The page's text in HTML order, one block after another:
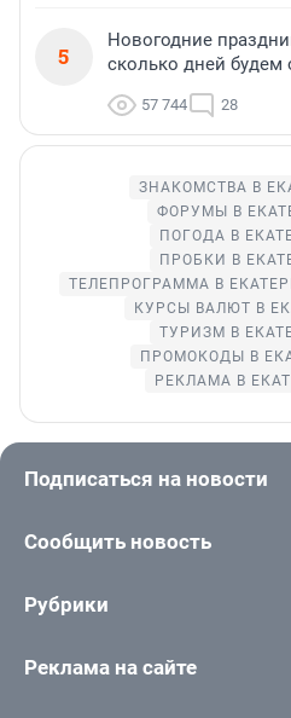
5
Новогодние
сколько дней будем
57 744 28
ЗНАКОМСТВА В
ФОРУМЫ В
ПОГОДА В
ПРОБКИ В
ТЕЛЕПРОГРАММА В
КУРСЫ ВАЛЮТ В
ТУРИЗМ В
ПРОМОКОДЫ В
РЕКЛАМА В
Подписаться на новости
Сообщить новость
Рубрики
Реклама на сайте